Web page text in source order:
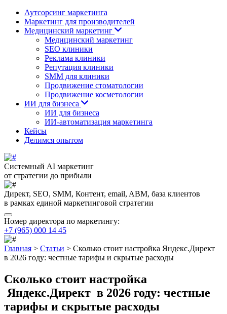
Аутсорсинг маркетинга
Маркетинг для производителей
Медицинский маркетинг
Медицинский маркетинг
SEO клиники
Реклама клиники
Репутация клиники
SMM для клиники
Продвижение стоматологии
Продвижение косметологии
ИИ для бизнеса
ИИ для бизнеса
ИИ-автоматизация маркетинга
Кейсы
Делимся опытом
Системный AI маркетинг
от стратегии до прибыли
Директ, SEO, SMM, Контент, email, ABM, база клиентов
в рамках единой маркетинговой стратегии
Номер директора по маркетингу:
+7 (965) 000 14 45
Главная > Статьи > Сколько стоит настройка Яндекс.Директ
в 2026 году: честные тарифы и скрытые расходы
Сколько стоит настройка
Яндекс.Директ в 2026 году: честные
тарифы и скрытые расходы